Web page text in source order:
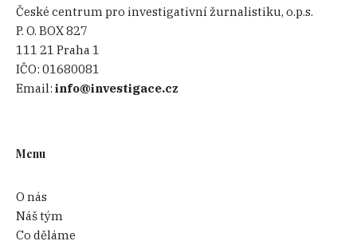
České centrum pro investigativní žurnalistiku, o.p.s.
P. O. BOX 827
111 21 Praha 1
IČO:01680081
Email:info@investigace.cz
Menu
O nás
Náš tým
Co děláme